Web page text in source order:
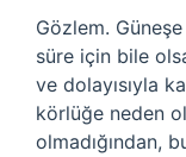
Gözlem.
süre için bile
ve dolayısıyla
körlüğe neden
olmadığından,